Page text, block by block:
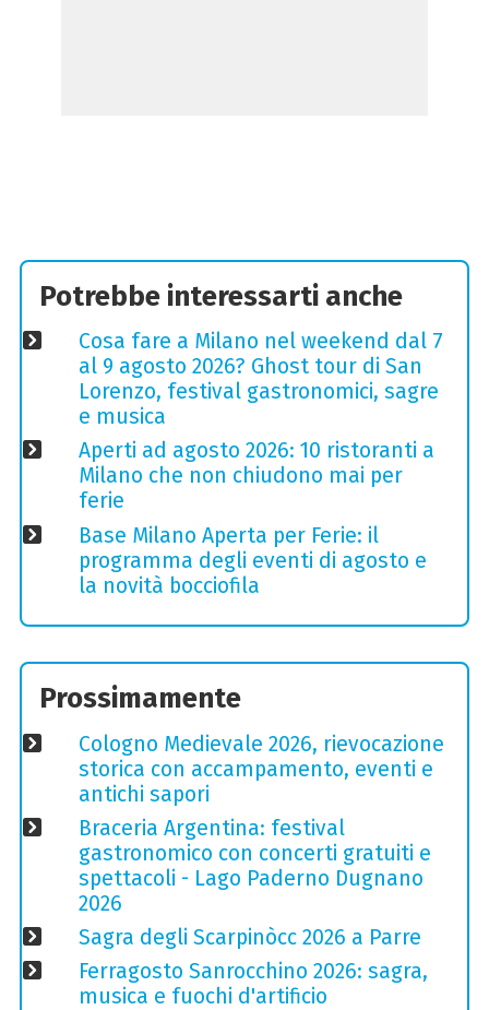
Potrebbe interessarti anche
Cosa fare a Milano nel weekend dal 7
al 9 agosto 2026? Ghost tour di San
Lorenzo, festival gastronomici, sagre
e musica
Aperti ad agosto 2026: 10 ristoranti a
Milano che non chiudono mai per
ferie
Base Milano Aperta per Ferie: il
programma degli eventi di agosto e
la novità bocciofila
Prossimamente
Cologno Medievale 2026, rievocazione
storica con accampamento, eventi e
antichi sapori
Braceria Argentina: festival
gastronomico con concerti gratuiti e
spettacoli - Lago Paderno Dugnano
2026
Sagra degli Scarpinòcc 2026 a Parre
Ferragosto Sanrocchino 2026: sagra,
musica e fuochi d'artificio